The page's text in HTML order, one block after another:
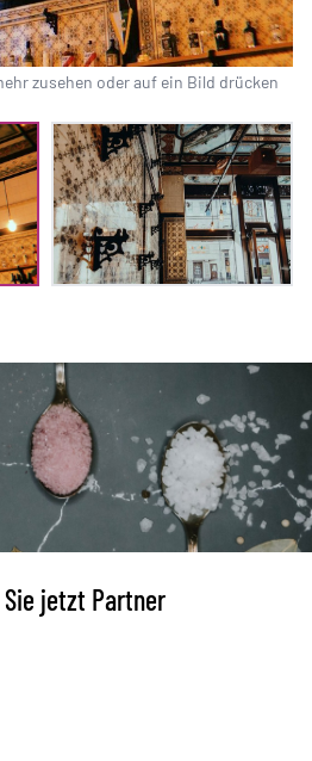
zusehen oder auf ein Bild drücken
Sie jetzt Partner